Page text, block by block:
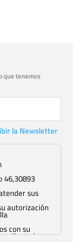
que tenemos
la Newsletter
46,30893
sus
autorización
con su
la